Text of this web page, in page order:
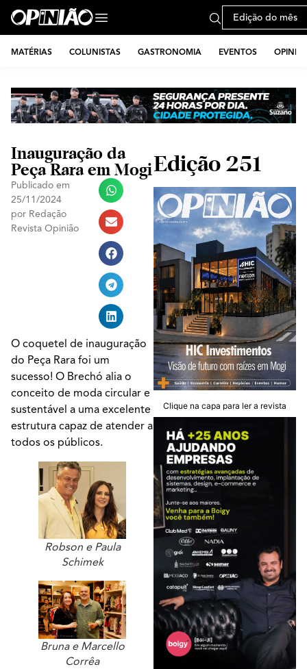
Edição do mês
MATÉRIAS COLUNISTAS GASTRONOMIA EVENTOS
Inauguração da
Peça Rara em Mogi
Publicado em
25/11/2024
por Redação
Revista Opinião
O coquetel de inauguração
do Peça Rara foi um
sucesso! O Brechó alia o
conceito de moda circular e
sustentável a uma excelente
estrutura capaz de atender a
todos os públicos.
Robson e Paula
Schimek
Bruna e Marcello
Corrêa
Edição 251
Clique na capa para ler a revista